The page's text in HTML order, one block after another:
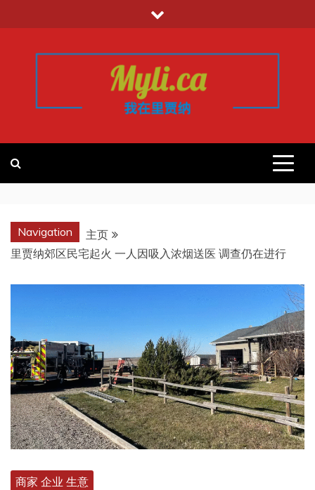
至
我的里贾纳
REGINA
Navigation
主页
里贾纳郊区民宅起火 一人因吸入浓烟送医 调查仍在进行
商家 企业 生意